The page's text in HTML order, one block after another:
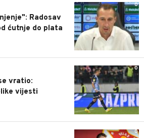
0
Radosav
ćutnje do plata
0
vratio:
vijesti
0